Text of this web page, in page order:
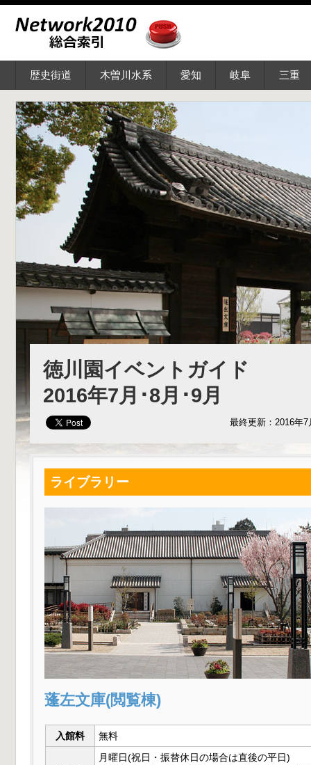
歴史街道 木曽川水系 愛知 岐阜 三重
徳川園イベントガイド
2016年7月･8月･9月
最終更新：2016年7
ライブラリー
蓬左文庫(閲覧棟)
入館料 無料
月曜日(祝日・振替休日の場合は直後の平日)